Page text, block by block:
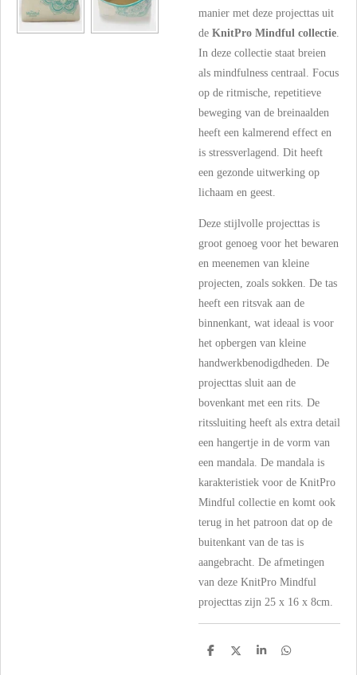
manier met deze projecttas uit
de KnitPro Mindful collectie.
In deze collectie staat breien
als mindfulness centraal. Focus
op de ritmische, repetitieve
beweging van de breinaalden
heeft een kalmerend effect en
is stressverlagend. Dit heeft
een gezonde uitwerking op
lichaam en geest.
Deze stijlvolle projecttas is
groot genoeg voor het bewaren
en meenemen van kleine
projecten, zoals sokken. De tas
heeft een ritsvak aan de
binnenkant, wat ideaal is voor
het opbergen van kleine
handwerkbenodigdheden. De
projecttas sluit aan de
bovenkant met een rits. De
ritssluiting heeft als extra detail
een hangertje in de vorm van
een mandala. De mandala is
karakteristiek voor de KnitPro
Mindful collectie en komt ook
terug in het patroon dat op de
buitenkant van de tas is
aangebracht. De afmetingen
van deze KnitPro Mindful
projecttas zijn 25 x 16 x 8cm.
D
D
S
D